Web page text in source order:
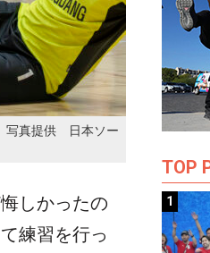
写真提供 日本ソー
しかったの
練習を行っ
TOP